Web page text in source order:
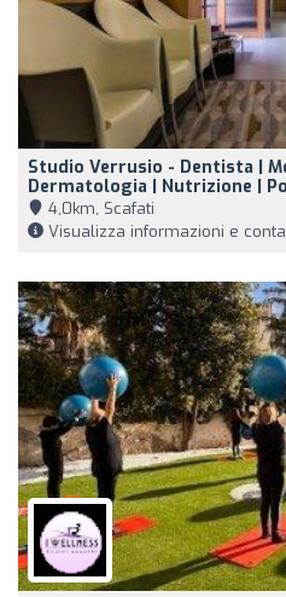
Studio Verrusio - Dentista |
Dermatologia | Nutrizione |
4,0km, Scafati
Visualizza informazioni e